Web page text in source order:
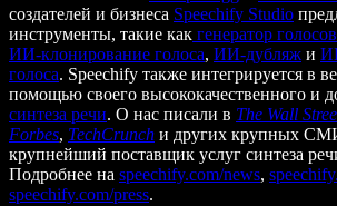
создателей и бизнеса Speechify Studio
инструменты, такие как генератор
ИИ‑клонирование голоса, ИИ‑дубляж и
голоса. Speechify также интегрируется в
помощью своего высококачественного и
синтеза речи. О нас писали в The Wall
Forbes, TechCrunch и других крупных
крупнейший поставщик услуг синтеза
Подробнее на speechify.com/news,
speechify.com/press.